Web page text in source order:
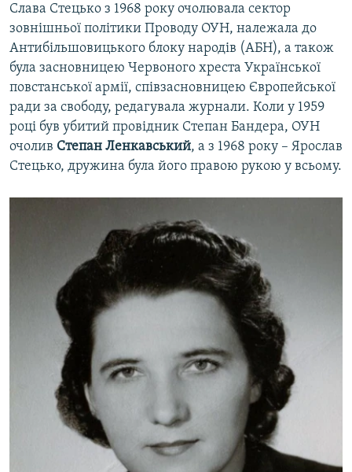
Слава Стецько з 1968 року очолювала сектор
зовнішньої політики Проводу ОУН, належала до
Антибільшовицького блоку народів (АБН), а також
була засновницею Червоного хреста Української
повстанської армії, співзасновницею Європейської
ради за свободу, редагувала журнали. Коли у 1959
році був убитий провідник Степан Бандера, ОУН
очолив Степан Ленкавський, а з 1968 року – Ярослав
Стецько, дружина була його правою рукою у всьому.